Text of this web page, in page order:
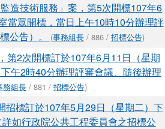
造技術服務」案，第5次開標107年6
當眾開標，當日上午10時10分辦理評
公告）。
(事務組長/ 886 / 招標公告)
第2次開標訂於107年6月11日（星期
午2時40分辦理評審會議、隨後辦理
務組長/ 881 / 招標公告)
招標訂於107年5月29日（星期二）下
如行政院公共工程委員會之招標公